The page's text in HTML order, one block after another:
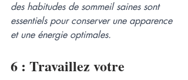
des habitudes de sommeil saines sont
essentiels pour conserver une apparence
et une énergie optimales.
6 : Travaillez votre